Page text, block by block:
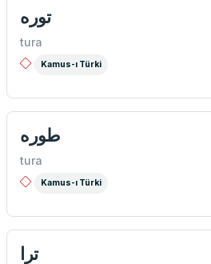
توره
tura
Kamus-ı Türki
طوره
tura
Kamus-ı Türki
ترا